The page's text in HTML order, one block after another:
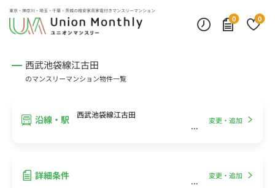
東京・神奈川・埼玉・千葉・茨城の格安家具家電付きマンスリーマンション
0
0
西武池袋線江古田
のマンスリーマンション物件一覧
沿線・駅 西武池袋線江古田
変更・追加
詳細条件 変更・追加